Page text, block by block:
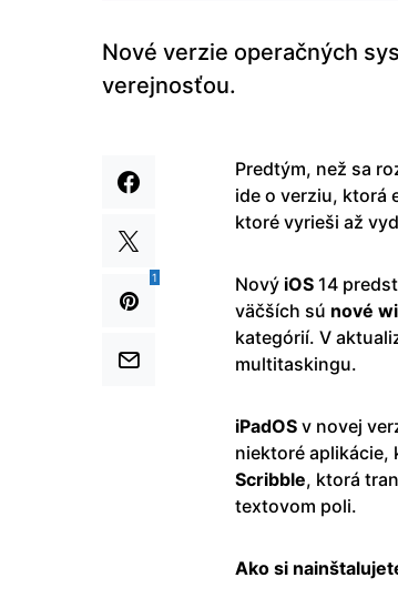
Nové verzie operačných
verejnosťou.
1
Predtým, než sa
ide o verziu, ktorá
ktoré vyrieši až
Nový iOS 14
väčších sú nové
kategórií. V
multitaskingu.
iPadOS v novej
niektoré aplikácie,
Scribble, ktorá
textovom poli.
Ako si